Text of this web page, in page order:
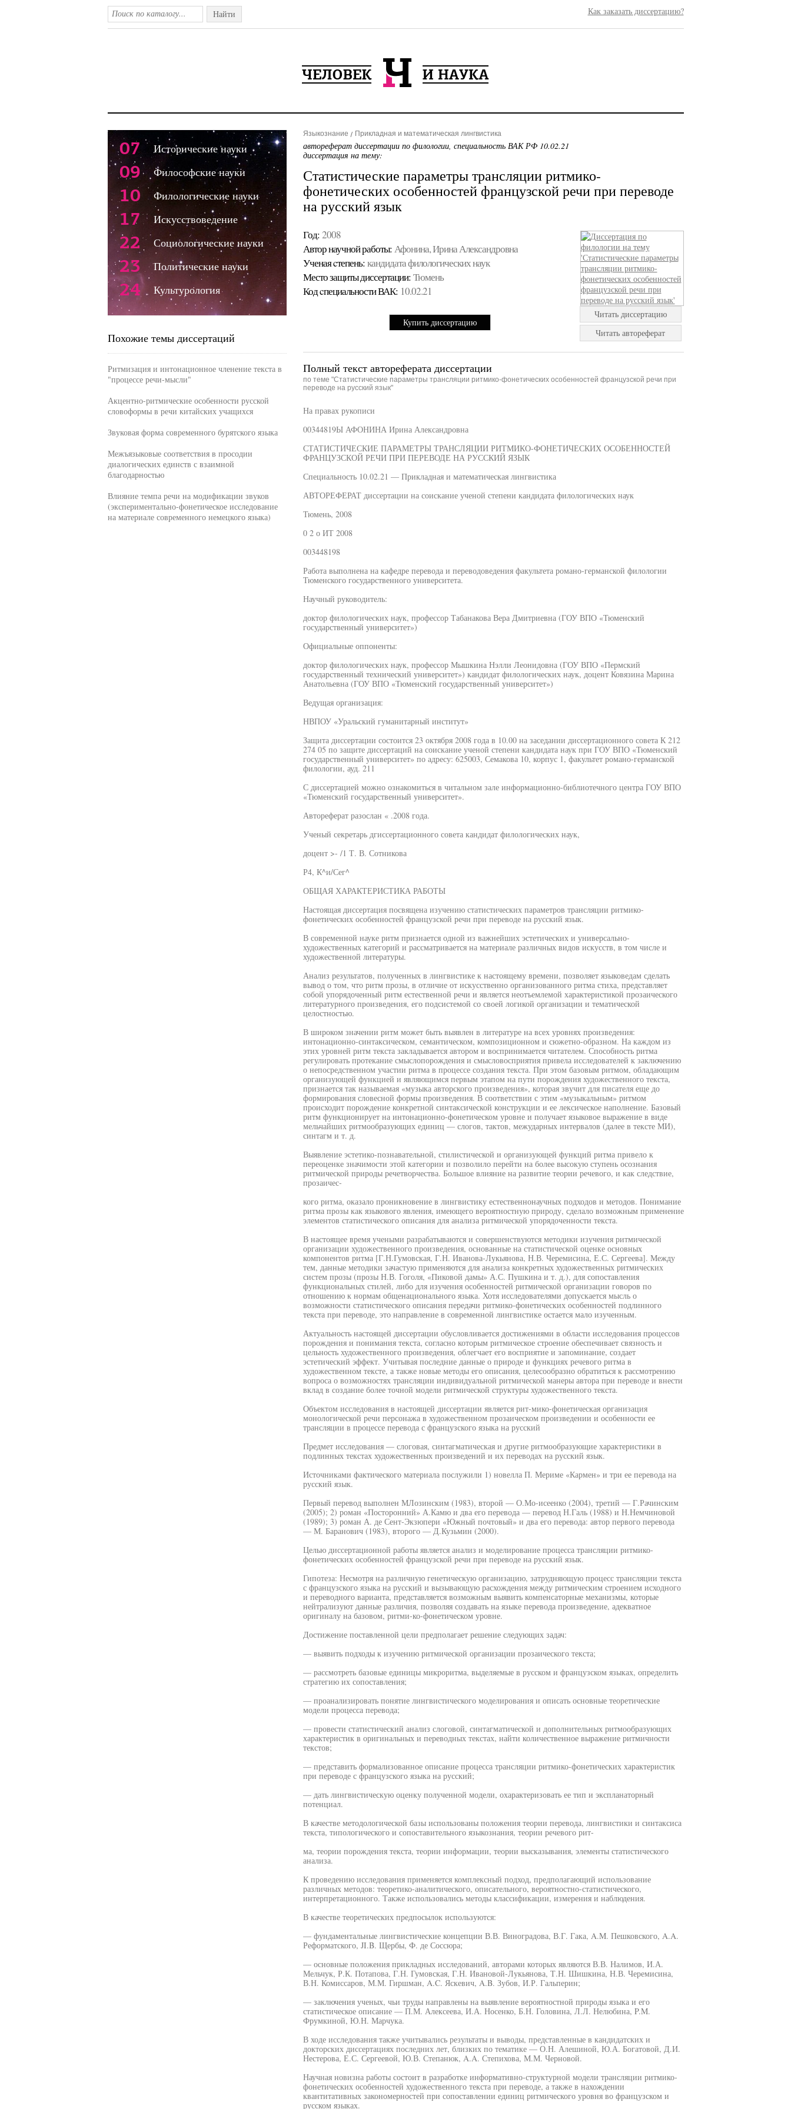
Найти Как заказать диссертацию?
Языкознание Прикладная и математическая лингвистика
автореферат диссертации по филологии, специальность ВАК РФ 10.02.21
диссертация на тему:
Статистические параметры трансляции ритмико-
фонетических особенностей французской речи при переводе
на русский язык
Год: 2008
Автор научной работы: Афонина, Ирина Александровна
Ученая cтепень: кандидата филологических наук
Место защиты диссертации: Тюмень
Код cпециальности ВАК: 10.02.21
Купить диссертацию
Читать диссертацию
Читать автореферат
Полный текст автореферата диссертации
по теме "Статистические параметры трансляции ритмико-фонетических особенностей французской речи при
переводе на русский язык"
На правах рукописи
00344819Ы АФОНИНА Ирина Александровна
СТАТИСТИЧЕСКИЕ ПАРАМЕТРЫ ТРАНСЛЯЦИИ РИТМИКО-ФОНЕТИЧЕСКИХ ОСОБЕННОСТЕЙ
ФРАНЦУЗСКОЙ РЕЧИ ПРИ ПЕРЕВОДЕ НА РУССКИЙ ЯЗЫК
Специальность 10.02.21 — Прикладная и математическая лингвистика
АВТОРЕФЕРАТ диссертации на соискание ученой степени кандидата филологических наук
Тюмень, 2008
0 2 о ИТ 2008
003448198
Работа выполнена на кафедре перевода и переводоведения факультета романо-германской филологии
Тюменского государственного университета.
Научный руководитель:
доктор филологических наук, профессор Табанакова Вера Дмитриевна (ГОУ ВПО «Тюменский
государственный университет»)
Официальные оппоненты:
доктор филологических наук, профессор Мышкина Нэлли Леонидовна (ГОУ ВПО «Пермский
государственный технический университет») кандидат филологических наук, доцент Ковязина Марина
Анатольевна (ГОУ ВПО «Тюменский государственный университет»)
Ведущая организация:
НВПОУ «Уральский гуманитарный институт»
Защита диссертации состоится 23 октября 2008 года в 10.00 на заседании диссертационного совета К 212
274 05 по защите диссертаций на соискание ученой степени кандидата наук при ГОУ ВПО «Тюменский
государственный университет» по адресу: 625003, Семакова 10, корпус 1, факультет романо-германской
филологии, ауд. 211
С диссертацией можно ознакомиться в читальном зале информационно-библиотечного центра ГОУ ВПО
«Тюменский государственный университет».
Автореферат разослан « .2008 года.
Ученый секретарь дгиссертационного совета кандидат филологических наук,
доцент >- /1 Т. В. Сотникова
Р4, К^и/Сег^
ОБЩАЯ ХАРАКТЕРИСТИКА РАБОТЫ
Настоящая диссертация посвящена изучению статистических параметров трансляции ритмико-
фонетических особенностей французской речи при переводе на русский язык.
В современной науке ритм признается одной из важнейших эстетических и универсально-
художественных категорий и рассматривается на материале различных видов искусств, в том числе и
художественной литературы.
Анализ результатов, полученных в лингвистике к настоящему времени, позволяет языковедам сделать
вывод о том, что ритм прозы, в отличие от искусственно организованного ритма стиха, представляет
собой упорядоченный ритм естественной речи и является неотъемлемой характеристикой прозаического
литературного произведения, его подсистемой со своей логикой организации и тематической
целостностью.
В широком значении ритм может быть выявлен в литературе на всех уровнях произведения:
интонационно-синтаксическом, семантическом, композиционном и сюжетно-образном. На каждом из
этих уровней ритм текста закладывается автором и воспринимается читателем. Способность ритма
регулировать протекание смыслопорождения и смысловосприятия привела исследователей к заключению
о непосредственном участии ритма в процессе создания текста. При этом базовым ритмом, обладающим
организующей функцией и являющимся первым этапом на пути порождения художественного текста,
признается так называемая «музыка авторского произведения», которая звучит для писателя еще до
формирования словесной формы произведения. В соответствии с этим «музыкальным» ритмом
происходит порождение конкретной синтаксической конструкции и ее лексическое наполнение. Базовый
ритм функционирует на интонационно-фонетическом уровне и получает языковое выражение в виде
мельчайших ритмообразующих единиц — слогов, тактов, межударных интервалов (далее в тексте МИ),
синтагм и т. д.
Выявление эстетико-познавательной, стилистической и организующей функций ритма привело к
переоценке значимости этой категории и позволило перейти на более высокую ступень осознания
ритмической природы речетворчества. Большое влияние на развитие теории речевого, и как следствие,
прозаичес-
кого ритма, оказало проникновение в лингвистику естественнонаучных подходов и методов. Понимание
ритма прозы как языкового явления, имеющего вероятностную природу, сделало возможным применение
элементов статистического описания для анализа ритмической упорядоченности текста.
В настоящее время учеными разрабатываются и совершенствуются методики изучения ритмической
организации художественного произведения, основанные на статистической оценке основных
компонентов ритма [Г.Н.Гумовская, Г.Н. Иванова-Лукьянова, Н.В. Черемисина, Е.С. Сергеева]. Между
тем, данные методики зачастую применяются для анализа конкретных художественных ритмических
систем прозы (прозы Н.В. Гоголя, «Пиковой дамы» А.С. Пушкина и т. д.), для сопоставления
функциональных стилей, либо для изучения особенностей ритмической организации говоров по
отношению к нормам общенационального языка. Хотя исследователями допускается мысль о
возможности статистического описания передачи ритмико-фонетических особенностей подлинного
текста при переводе, это направление в современной лингвистике остается мало изученным.
Актуальность настоящей диссертации обусловливается достижениями в области исследования процессов
порождения и понимания текста, согласно которым ритмическое строение обеспечивает связность и
цельность художественного произведения, облегчает его восприятие и запоминание, создает
эстетический эффект. Учитывая последние данные о природе и функциях речевого ритма в
художественном тексте, а также новые методы его описания, целесообразно обратиться к рассмотрению
вопроса о возможностях трансляции индивидуальной ритмической манеры автора при переводе и внести
вклад в создание более точной модели ритмической структуры художественного текста.
Объектом исследования в настоящей диссертации является рит-мико-фонетическая организация
монологической речи персонажа в художественном прозаическом произведении и особенности ее
трансляции в процессе перевода с французского языка на русский
Предмет исследования — слоговая, синтагматическая и другие ритмообразующие характеристики в
подлинных текстах художественных произведений и их переводах на русский язык.
Источниками фактического материала послужили 1) новелла П. Мериме «Кармен» и три ее перевода на
русский язык.
Первый перевод выполнен МЛозинским (1983), второй — О.Мо-исеенко (2004), третий — Г.Рачинским
(2005); 2) роман «Посторонний» А.Камю и два его перевода — перевод Н.Галь (1988) и Н.Немчиновой
(1989); 3) роман А. де Сент-Экзюпери «Южный почтовый» и два его перевода: автор первого перевода
— М. Баранович (1983), второго — Д.Кузьмин (2000).
Целью диссертационной работы является анализ и моделирование процесса трансляции ритмико-
фонетических особенностей французской речи при переводе на русский язык.
Гипотеза: Несмотря на различную генетическую организацию, затрудняющую процесс трансляции текста
с французского языка на русский и вызывающую расхождения между ритмическим строением исходного
и переводного варианта, представляется возможным выявить компенсаторные механизмы, которые
нейтрализуют данные различия, позволяя создавать на языке перевода произведение, адекватное
оригиналу на базовом, ритми-ко-фонетическом уровне.
Достижение поставленной цели предполагает решение следующих задач:
— выявить подходы к изучению ритмической организации прозаического текста;
— рассмотреть базовые единицы микроритма, выделяемые в русском и французском языках, определить
стратегию их сопоставления;
— проанализировать понятие лингвистического моделирования и описать основные теоретические
модели процесса перевода;
— провести статистический анализ слоговой, синтагматической и дополнительных ритмообразующих
характеристик в оригинальных и переводных текстах, найти количественное выражение ритмичности
текстов;
— представить формализованное описание процесса трансляции ритмико-фонетических характеристик
при переводе с французского языка на русский;
— дать лингвистическую оценку полученной модели, охарактеризовать ее тип и экспланаторный
потенциал.
В качестве методологической базы использованы положения теории перевода, лингвистики и синтаксиса
текста, типологического и сопоставительного языкознания, теории речевого рит-
ма, теории порождения текста, теории информации, теории высказывания, элементы статистического
анализа.
К проведению исследования применяется комплексный подход, предполагающий использование
различных методов: теоретико-аналитического, описательного, вероятностно-статистического,
интерпретационного. Также использовались методы классификации, измерения и наблюдения.
В качестве теоретических предпосылок используются:
— фундаментальные лингвистические концепции В.В. Виноградова, В.Г. Гака, A.M. Пешковского, A.A.
Реформатского, JI.B. Щербы, Ф. де Соссюра;
— основные положения прикладных исследований, авторами которых являются В.В. Налимов, И.А.
Мельчук, Р.К. Потапова, Г.Н. Гумовская, Г.Н. Ивановой-Лукьянова, Т.Н. Шишкина, Н.В. Черемисина,
В.Н. Комиссаров, М.М. Гиршман, A.C. Яскевич, A.B. Зубов, И.Р. Гальперин;
— заключения ученых, чьи труды направлены на выявление вероятностной природы языка и его
статистическое описание — П.М. Алексеева, И.А. Носенко, Б.Н. Головина, Л.Л. Нелюбина, P.M.
Фрумкиной, Ю.Н. Марчука.
В ходе исследования также учитывались результаты и выводы, представленные в кандидатских и
докторских диссертациях последних лет, близких по тематике — О.Н. Алешиной, Ю.А. Богатовой, Д.И.
Нестерова, Е.С. Сергеевой, Ю.В. Степанюк, A.A. Степихова, М.М. Черновой.
Научная новизна работы состоит в разработке информативно-структурной модели трансляции ритмико-
фонетических особенностей художественного текста при переводе, а также в нахождении
квантитативных закономерностей при сопоставлении единиц ритмического уровня во французском и
русском языках.
07 Исторические науки
09 Философские науки
10 Филологические науки
17 Искусствоведение
22 Социологические науки
23 Политические науки
24 Культурология
Похожие темы диссертаций
Ритмизация и интонационное членение текста в
"процессе речи-мысли"
Акцентно-ритмические особенности русской
словоформы в речи китайских учащихся
Звуковая форма современного бурятского языка
Межъязыковые соответствия в просодии
диалогических единств с взаимной
благодарностью
Влияние темпа речи на модификации звуков
(экспериментально-фонетическое исследование
на материале современного немецкого языка)